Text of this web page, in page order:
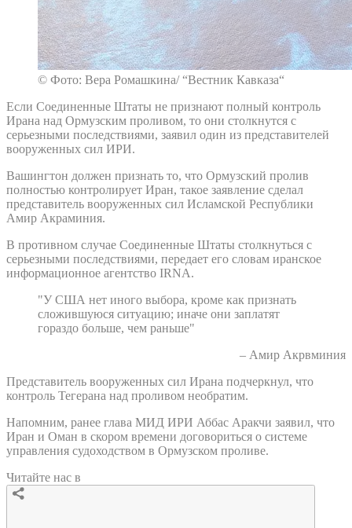
© Фото: Вера Ромашкина/ “Вестник Кавказа“
Если Соединенные Штаты не признают полный контроль
Ирана над Ормузским проливом, то они столкнутся с
серьезными последствиями, заявил один из представителей
вооруженных сил ИРИ.
Вашингтон должен признать то, что Ормузский пролив
полностью контролирует Иран, такое заявление сделал
представитель вооруженных сил Исламской Республики
Амир Акраминия.
В противном случае Соединенные Штаты столкнуться с
серьезными последствиями, передает его словам иранское
информационное агентство IRNA.
"У США нет иного выбора, кроме как признать
сложившуюся ситуацию; иначе они заплатят
гораздо больше, чем раньше"
– Амир Акрвминия
Представитель вооруженных сил Ирана подчеркнул, что
контроль Тегерана над проливом необратим.
Напомним, ранее глава МИД ИРИ Аббас Аракчи заявил, что
Иран и Оман в скором времени договориться о системе
управления судоходством в Ормузском проливе.
Читайте нас в